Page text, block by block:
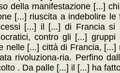
della manifestazione [...]
[...] riuscita a indebolire
[...] il [...] di Francia si
contro gli [...]
nelle [...] città di Francia,
rivoluziona-ria. Perfino
. Da palle [...] il [...] ha